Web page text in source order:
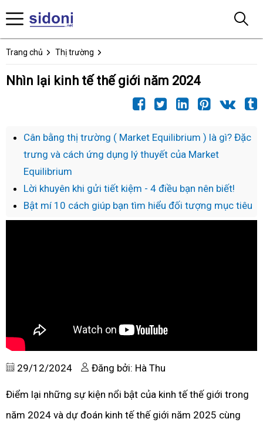
Trang chủ Thị trường
Nhìn lại kinh tế thế giới năm 2024
Cân bằng thị trường ( Market Equilibrium ) là gì? Đặc
trưng và cách ứng dụng lý thuyết của Market
Equilibrium
Lời khuyên khi gửi tiết kiệm - 4 điều bạn nên biết!
Bật mí 10 cách giúp bạn tìm hiểu đối tượng mục tiêu
29/12/2024 Đăng bởi: Hà Thu
Điểm lại những sự kiện nổi bật của kinh tế thế giới trong
năm 2024 và dự đoán kinh tế thế giới năm 2025 cùng